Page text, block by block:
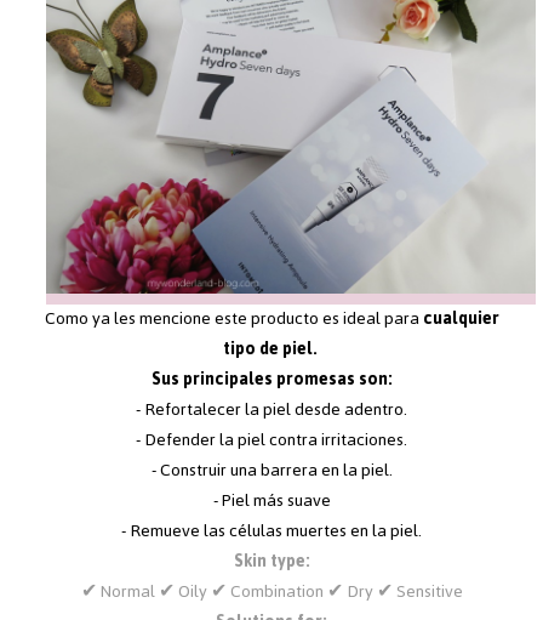
Como ya les mencione este producto es ideal paracualquier
tipo de piel.
Sus principales promesas son:
- Refortalecer la piel desde adentro.
- Defender la piel contra irritaciones.
- Construir una barrera en la piel.
- Piel más suave
- Remueve las células muertes en la piel.
Skin type:
✔ Normal ✔ Oily ✔ Combination ✔ Dry ✔ Sensitive